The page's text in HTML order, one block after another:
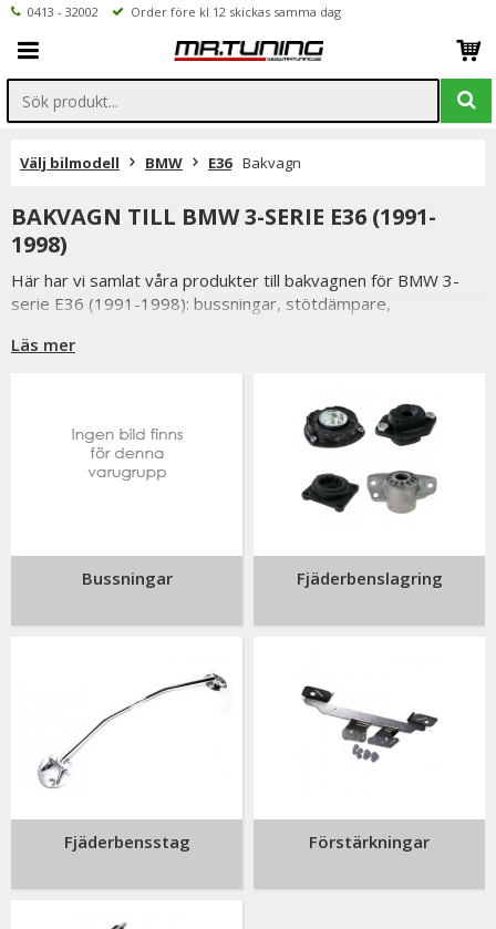
0413 - 32002 Order före kl 12 skickas samma dag
Välj bilmodell BMW E36 Bakvagn
BAKVAGN TILL BMW 3-SERIE E36 (1991-
1998)
Här har vi samlat våra produkter till bakvagnen för BMW 3-
serie E36 (1991-1998): bussningar, stötdämpare,
du vill hålla din BMW i toppskick eller uppgradera din
Läs mer
Bussningar Fjäderbenslagring
Fjäderbensstag Förstärkningar